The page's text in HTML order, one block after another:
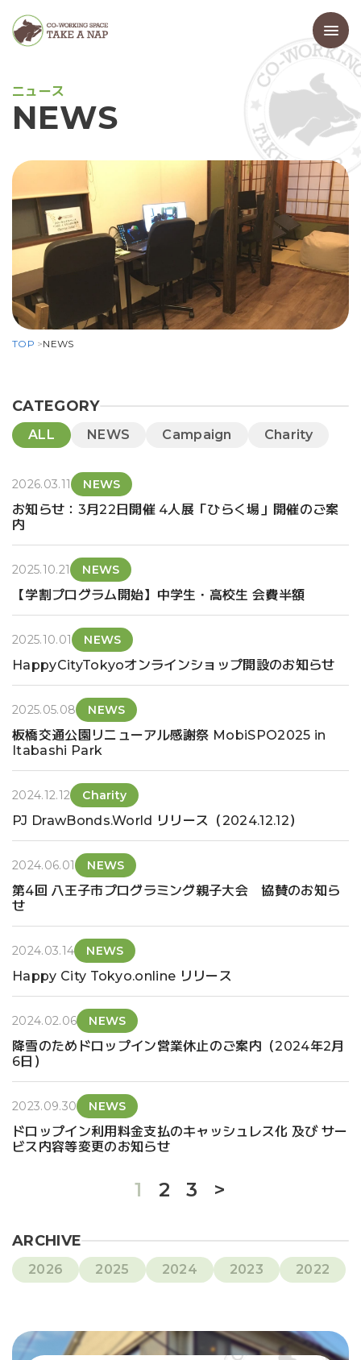
ニュ ース
NEWS
TOP >NEWS
CATEGORY
ALL NEWS Campaign Charity
2026.03.11 NEWS
お知らせ：3月22日開催 4人展「ひらく場」開催のご案
内
2025.10.21 NEWS
【学割プログラム開始】中学生・高校生 会費半額
2025.10.01 NEWS
HappyCityTokyoオンラインショップ開設のお知らせ
2025.05.08 NEWS
板橋交通公園リニューアル感謝祭 MobiSPO2025 in
Itabashi Park
2024.12.12 Charity
PJ DrawBonds.World リリース（2024.12.12）
2024.06.01 NEWS
第4回 八王子市プログラミング親子大会 協賛のお知ら
せ
2024.03.14 NEWS
Happy City Tokyo.online リリース
2024.02.06 NEWS
降雪のためドロップイン営業休止のご案内（2024年2月
6日）
2023.09.30 NEWS
ドロップイン利用料金支払のキャッシュレス化 及び サー
ビス内容等変更のお知らせ
1 2 3 >
ARCHIVE
2026 2025 2024 2023 2022